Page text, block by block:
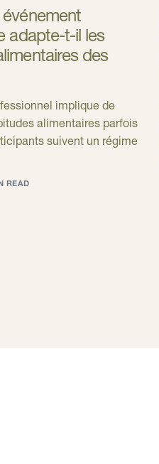
adapte-t-il les
des
implique de
alimentaires parfois
suivent un régime
READ